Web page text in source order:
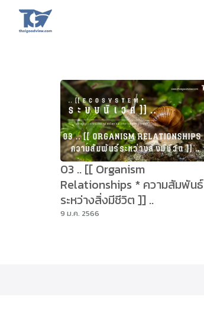
content
03 .. [[ Organism
Relationships * ความสัมพันธ์
ระหว่างสิ่งมีชีวิต ]] ..
9 ม.ค. 2566